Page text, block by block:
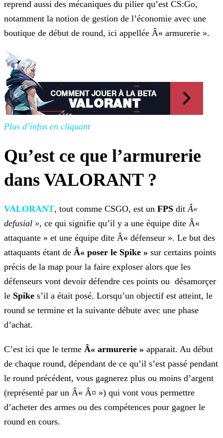
reprend aussi des mécaniques du pilier qu’est CS:Go,
notamment la notion de gestion de l’économie avec une
boutique de début de round, ici appellée Â« armurerie ».
Plus d’infos en cliquant
Qu’est ce que l’armurerie
dans VALORANT ?
VALORANT, tout comme CSGO, est un FPS ditÂ«
defusial », ce qui signifie qu’il y a une équipe dite Â«
attaquante » et une équipe dite Â« défenseur ». Le but des
attaquants étant de Â« poser le Spike » sur certains points
précis de la map pour la faire exploser alors que les
défenseurs vont devoir défendre ces points ou désamorçer
le Spike s’il a était posé. Lorsqu’un objectif est atteint, le
round se termine et la suivante débute avec une phase
d’achat.
C’est ici que le terme Â« armurerie » apparait. Au début
de chaque round, dépendant de ce qu’il s’est passé pendant
le round précédent, vous gagnerez plus ou moins d’argent
(représenté par un Â« Â¤ ») qui vont vous permettre
d’acheter des armes ou des compétences pour gagner le
round en cours.